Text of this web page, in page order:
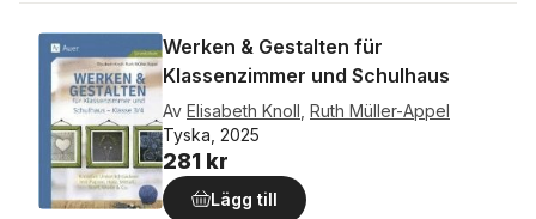
Werken & Gestalten für
Klassenzimmer und Schulhaus
Av Elisabeth Knoll Ruth Müller-Appel
Tyska, 2025
281 kr
Lägg till